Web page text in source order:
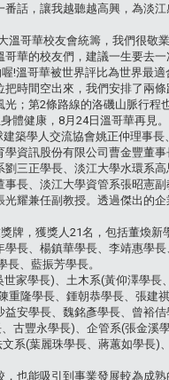
話，讓我越聽越高興，為淡
溫哥華校友會統籌，我們很敬
華的校友們，建議一生要去
!溫哥華被世界評比為世界最
時間空出來，我們安排了兩
；第2條路線的洛磯山脈行程
體健康，8月24日溫哥華再見。
築學人交流協會姚正仲理事長
資訊股份有限公司曹金豐董
三正學長、淡江大學水環系
長、淡江大學資管系張昭憲
耀兼任副教授。透過傑出的
牌，獲獎人21名，包括董煥新
長、楊鎮華學長、李靖惠學長
、藍振芳學長。
家學長)、土木系(黃仰澤學長
重隆學長、鍾朝恭學長、張建
安學長、魏銘彥學長、曾裕
古豐永學長)、企管系(張金溪
系(葉麗珠學長、蔣蕙如學長)
也能吸引到事業發展較為成